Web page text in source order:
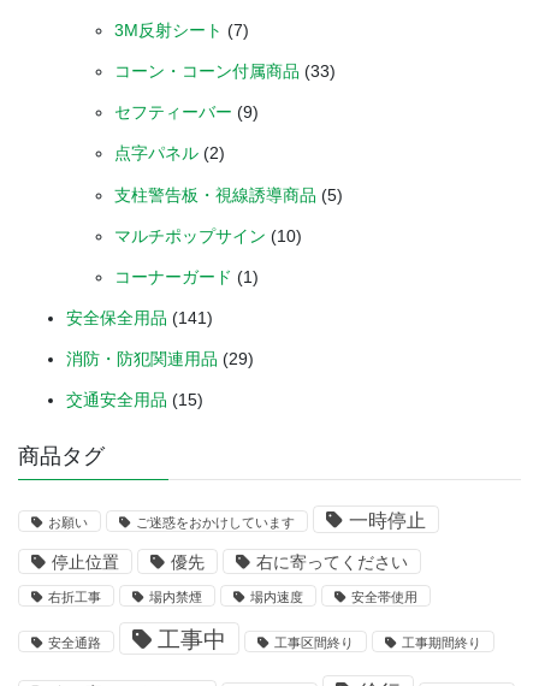
3M反射シート (7)
コーン・コーン付属商品 (33)
セフティーバー (9)
点字パネル (2)
支柱警告板・視線誘導商品 (5)
マルチポップサイン (10)
コーナーガード (1)
安全保全用品 (141)
消防・防犯関連用品 (29)
交通安全用品 (15)
商品タグ
お願い ご迷惑をおかけしています 一時停止
停止位置 優先 右に寄ってください
右折工事 場内禁煙 場内速度 安全帯使用
安全通路 工事中 工事区間終り 工事期間終り